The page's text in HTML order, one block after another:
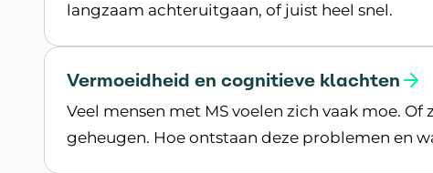
langzaam achteruitgaan, of juist heel snel.
Vermoeidheid en cognitieve klachten
Veel mensen met MS voelen zich vaak moe.
geheugen. Hoe ontstaan deze problemen en